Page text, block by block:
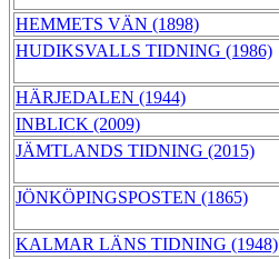
HEMMETS VÄN (1898)
HUDIKSVALLS TIDNING (1986)
HÄRJEDALEN (1944)
INBLICK (2009)
JÄMTLANDS TIDNING (2015)
JÖNKÖPINGSPOSTEN (1865)
KALMAR LÄNS TIDNING (1948)